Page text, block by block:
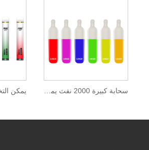
يمكن التخلص من VAPE 2000 Puffs مع Zenwi E-liquid سحابة كبيرة 2000 نفث يمكن التخلص منها